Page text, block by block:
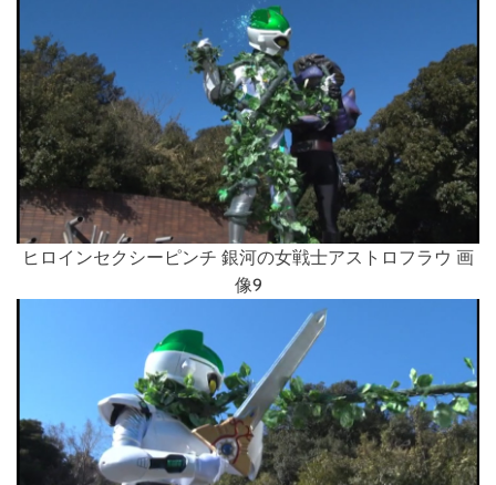
ヒロインセクシーピンチ 銀河の女戦士アストロフラウ 画
像9